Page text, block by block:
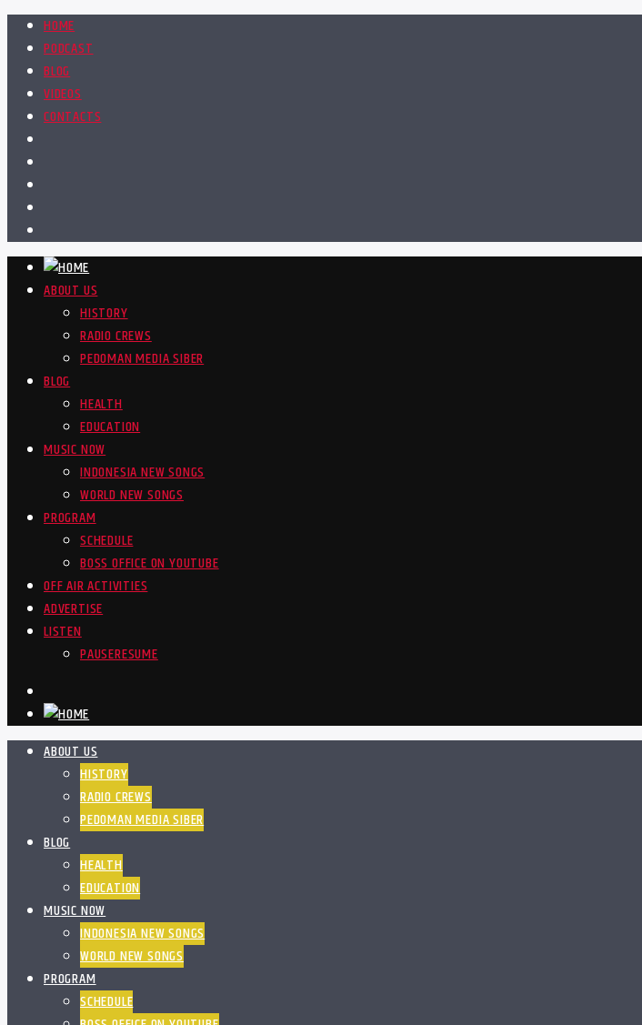
HOME
PODCAST
BLOG
VIDEOS
CONTACTS
ABOUT US
HISTORY
RADIO CREWS
PEDOMAN MEDIA SIBER
BLOG
HEALTH
EDUCATION
MUSIC NOW
INDONESIA NEW SONGS
WORLD NEW SONGS
PROGRAM
SCHEDULE
BOSS OFFICE ON YOUTUBE
OFF AIR ACTIVITIES
ADVERTISE
LISTEN
PAUSERESUME
ABOUT US
HISTORY
RADIO CREWS
PEDOMAN MEDIA SIBER
BLOG
HEALTH
EDUCATION
MUSIC NOW
INDONESIA NEW SONGS
WORLD NEW SONGS
PROGRAM
SCHEDULE